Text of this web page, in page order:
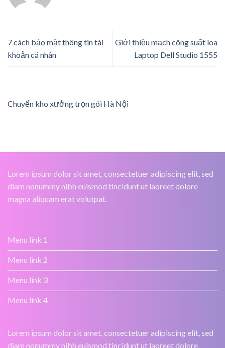
7 cách bảo mật thông tin tài
khoản cá nhân
Giới thiệu mạch công suất loa
Laptop Dell Studio 1555
Chuyển kho xưởng trọn gói Hà Nội
Lorem ipsum dolor sit amet, consectetuer adipiscing elit, sed
diam nonummy nibh euismod tincidunt ut laoreet dolore
magna aliquam erat volutpat.
Menu link 1
Menu link 2
Menu link 3
Menu link 4
Lorem ipsum dolor sit amet, consectetuer adipiscing elit, sed
diam nonummy nibh euismod tincidunt ut laoreet dolore